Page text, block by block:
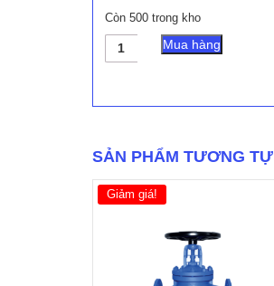
Còn 500 trong kho
Van
16C
Mua hàng
SẢN PHẨM TƯƠNG TỰ
Giảm giá!